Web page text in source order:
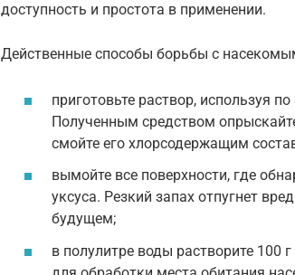
доступность и простота в применении.
Действенные способы борьбы с
приготовьте раствор, используя
Полученным средством
смойте его хлорсодержащим
вымойте все поверхности, где
уксуса. Резкий запах отпугнет
будущем;
в полулитре воды растворите 100